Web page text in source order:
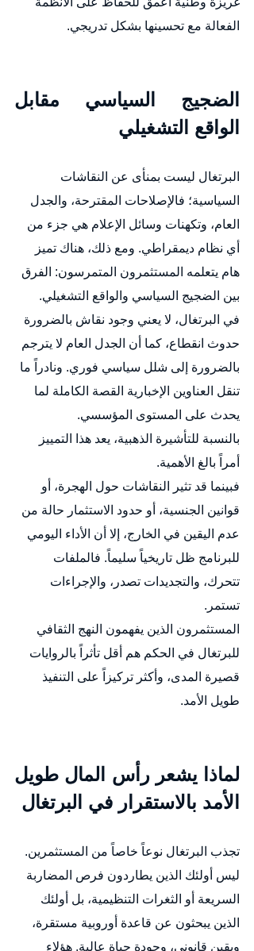
الفعالة مع تحسينها بشكل تدريجي.
الواقع التشغيلي
البرتغال ليست بمنأى عن النقاشات
السياسية؛ فالإصلاحات المقترحة، والجدل
العام، وتكهنات وسائل الإعلام هي جزء من
أي نظام ديمقراطي. ومع ذلك، هناك تميز
هام يتعلمه المستثمرون المتمرسون: الفرق
بين الضجيج السياسي والواقع التشغيلي.
في البرتغال، لا يعني وجود نقاش بالضرورة
حدوث انقطاع، كما أن الجدل العام لا يترجم
بالضرورة إلى شلل سياسي فوري. ونادراً ما
تنقل العناوين الإخبارية القصة الكاملة لما
يحدث على المستوى المؤسسي.
بالنسبة للتأشيرة الذهبية، يعد هذا التمييز
أمراً بالغ الأهمية.
فبينما قد تثير النقاشات حول الهجرة، أو
قوانين الجنسية، أو حدود الاستثمار حالة من
عدم اليقين في الخارج، إلا أن الأداء اليومي
للبرنامج ظل تاريخياً سليماً. فالملفات
تتحرك، والتجديدات تصدر، والإجراءات
تستمر.
المستثمرون الذين يفهمون النهج الثقافي
للبرتغال في الحكم هم أقل تأثراً بالروايات
قصيرة المدى، وأكثر تركيزاً على التنفيذ
طويل الأمد.
الأمد بالاستقرار في البرتغال
تجذب البرتغال نوعاً خاصاً من المستثمرين.
ليس أولئك الذين يطاردون فرص المضاربة
السريعة أو الثغرات التنظيمية، بل أولئك
الذين يبحثون عن قاعدة أوروبية مستقرة،
ويقين قانوني، وجودة حياة عالية. هؤلاء